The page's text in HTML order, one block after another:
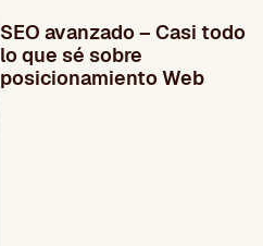
SEO avanzado – Casi todo
lo que sé sobre
posicionamiento Web